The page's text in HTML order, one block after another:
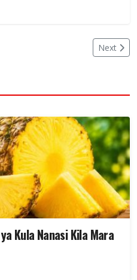
Next
Kula Nanasi Kila Mara